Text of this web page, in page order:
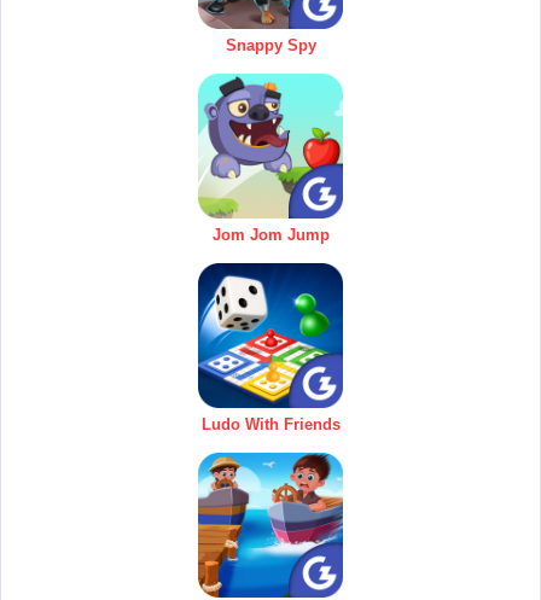
Snappy Spy
Jom Jom Jump
Ludo With Friends